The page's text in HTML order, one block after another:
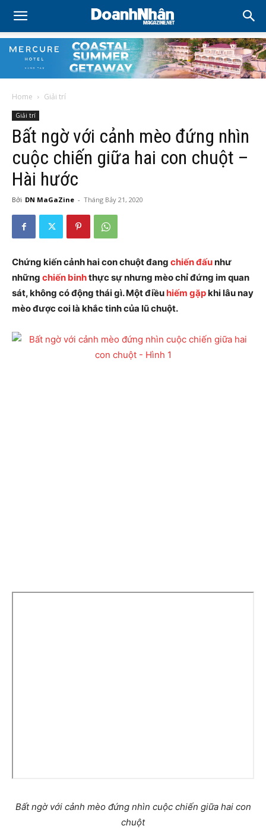
Home Giải trí
Giải trí
Bất ngờ với cảnh mèo đứng nhìn
cuộc chiến giữa hai con chuột –
Hài hước
Bởi DN MaGaZine - Tháng Bảy 21, 2020
Chứng kiến cảnh hai con chuột đang chiến đấunhư
những chiến binhthực sự nhưng mèo chỉ đứng im quan
sát, không có động thái gì. Một điều hiếm gặpkhi lâu nay
mèo được coi là khắc tinh của lũ chuột.
Bất ngờ với cảnh mèo đứng nhìn cuộc chiến giữa hai con
chuột